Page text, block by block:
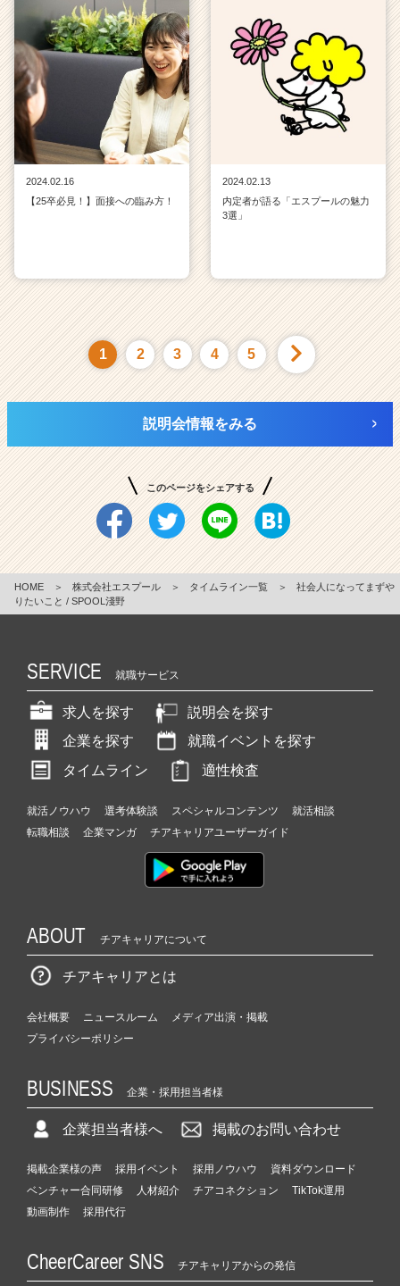
2024.02.16
【25卒必見！】面接への臨み方！
2024.02.13
内定者が語る「エスプールの魅力
3選」
1 2 3 4 5
説明会情報をみる
このページをシェアする
HOME ＞ 株式会社エスプール ＞ タイムライン一覧 ＞
社会人になってまずや
りたいこと / SPOOL淺野
SERVICE 就職サービス
求人を探す
説明会を探す
企業を探す
就職イベントを探す
タイムライン
適性検査
就活ノウハウ 選考体験談 スペシャルコンテンツ
就活相談
転職相談
企業マンガ チアキャリアユーザーガイド
ABOUT チアキャリアについて
チアキャリアとは
会社概要 ニュースルーム
メディア出演・掲載
プライバシーポリシー
BUSINESS 企業・採用担当者様
企業担当者様へ 掲載のお問い合わせ
掲載企業様の声 採用イベント 採用ノウハウ
資料ダウンロード
ベンチャー合同研修
人材紹介 チアコネクション
TikTok運用
動画制作
採用代行
CheerCareer SNS チアキャリアからの発信